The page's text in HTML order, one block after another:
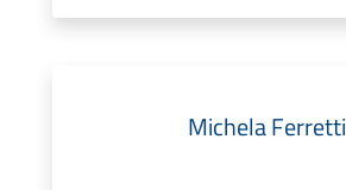
Michela Ferretti